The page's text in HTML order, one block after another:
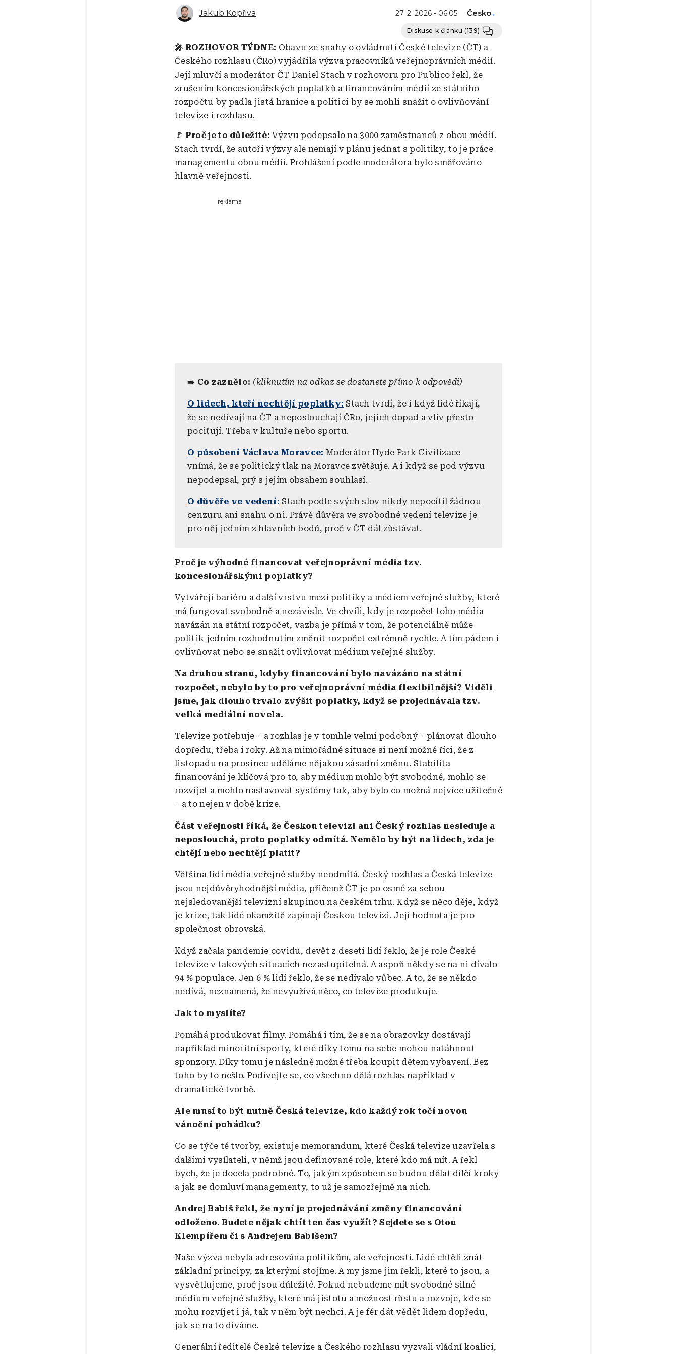
Jakub Kopřiva 27. 2. 2026 - 06:05 Česko
Diskuse k článku (139)
🎤 ROZHOVOR TÝDNE: Obavu ze snahy o ovládnutí České televize (ČT) a
Českého rozhlasu (ČRo) vyjádřila výzva pracovníků veřejnoprávních médií.
Její mluvčí a moderátor ČT Daniel Stach v rozhovoru pro Publico řekl, že
zrušením koncesionářských poplatků a financováním médií ze státního
rozpočtu by padla jistá hranice a politici by se mohli snažit o ovlivňování
televize i rozhlasu.
🚩 Proč je to důležité:Výzvu podepsalo na 3000 zaměstnanců z obou médií.
Stach tvrdí, že autoři výzvy ale nemají v plánu jednat s politiky, to je práce
managementu obou médií. Prohlášení podle moderátora bylo směřováno
hlavně veřejnosti.
reklama
➡️ Co zaznělo: (kliknutím na odkaz se dostanete přímo k odpovědi)
O lidech, kteří nechtějí poplatky: Stach tvrdí, že i když lidé říkají,
že se nedívají na ČT a neposlouchají ČRo, jejich dopad a vliv přesto
pociťují. Třeba v kultuře nebo sportu.
O působení Václava Moravce: Moderátor Hyde Park Civilizace
vnímá, že se politický tlak na Moravce zvětšuje. A i když se pod výzvu
nepodepsal, prý s jejím obsahem souhlasí.
O důvěře ve vedení: Stach podle svých slov nikdy nepocítil žádnou
cenzuru ani snahu o ni. Právě důvěra ve svobodné vedení televize je
pro něj jedním z hlavních bodů, proč v ČT dál zůstávat.
Proč je výhodné financovat veřejnoprávní média tzv.
koncesionářskými poplatky?
Vytvářejí bariéru a další vrstvu mezi politiky a médiem veřejné služby, které
má fungovat svobodně a nezávisle. Ve chvíli, kdy je rozpočet toho média
navázán na státní rozpočet, vazba je přímá v tom, že potenciálně může
politik jedním rozhodnutím změnit rozpočet extrémně rychle. A tím pádem i
ovlivňovat nebo se snažit ovlivňovat médium veřejné služby.
Na druhou stranu, kdyby financování bylo navázáno na státní
rozpočet, nebylo by to pro veřejnoprávní média flexibilnější? Viděli
jsme, jak dlouho trvalo zvýšit poplatky, když se projednávala tzv.
velká mediální novela.
Televize potřebuje – a rozhlas je v tomhle velmi podobný – plánovat dlouho
dopředu, třeba i roky. Až na mimořádné situace si není možné říci, že z
listopadu na prosinec uděláme nějakou zásadní změnu. Stabilita
financování je klíčová pro to, aby médium mohlo být svobodné, mohlo se
rozvíjet a mohlo nastavovat systémy tak, aby bylo co možná nejvíce užitečné
– a to nejen v době krize.
Část veřejnosti říká, že Českou televizi ani Český rozhlas nesleduje a
neposlouchá, proto poplatky odmítá. Nemělo by být na lidech, zda je
chtějí nebo nechtějí platit?
Většina lidí média veřejné služby neodmítá. Český rozhlas a Česká televize
jsou nejdůvěryhodnější média, přičemž ČT je po osmé za sebou
nejsledovanější televizní skupinou na českém trhu. Když se něco děje, když
je krize, tak lidé okamžitě zapínají Českou televizi. Její hodnota je pro
společnost obrovská.
Když začala pandemie covidu, devět z deseti lidí řeklo, že je role České
televize v takových situacích nezastupitelná. A aspoň někdy se na ni dívalo
94 % populace. Jen 6 % lidí řeklo, že se nedívalo vůbec. A to, že se někdo
nedívá, neznamená, že nevyužívá něco, co televize produkuje.
Jak to myslíte?
Pomáhá produkovat filmy. Pomáhá i tím, že se na obrazovky dostávají
například minoritní sporty, které díky tomu na sebe mohou natáhnout
sponzory. Díky tomu je následně možné třeba koupit dětem vybavení. Bez
toho by to nešlo. Podívejte se, co všechno dělá rozhlas například v
dramatické tvorbě.
Ale musí to být nutně Česká televize, kdo každý rok točí novou
vánoční pohádku?
Co se týče té tvorby, existuje memorandum, které Česká televize uzavřela s
dalšími vysílateli, v němž jsou definované role, které kdo má mít. A řekl
bych, že je docela podrobné. To, jakým způsobem se budou dělat dílčí kroky
a jak se domluví managementy, to už je samozřejmě na nich.
Andrej Babiš řekl, že nyní je projednávání změny financování
odloženo. Budete nějak chtít ten čas využít? Sejdete se s Otou
Klempířem či s Andrejem Babišem?
Naše výzva nebyla adresována politikům, ale veřejnosti. Lidé chtěli znát
základní principy, za kterými stojíme. A my jsme jim řekli, které to jsou, a
vysvětlujeme, proč jsou důležité. Pokud nebudeme mít svobodné silné
médium veřejné služby, které má jistotu a možnost růstu a rozvoje, kde se
mohu rozvíjet i já, tak v něm být nechci. A je fér dát vědět lidem dopředu,
jak se na to díváme.
Generální ředitelé České televize a Českého rozhlasu vyzvali vládní koalici,